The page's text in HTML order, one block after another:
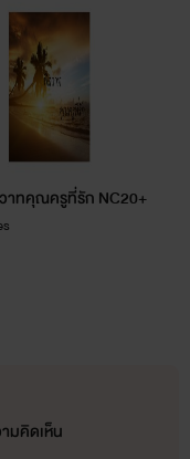
กเกิดโดยที่เขาไม่ปราถนาด้วย
งสาว แต่แล้ววันหนึ่ง ความปราถ
าทคุณครูที่รัก NC20+
มคิดเห็น